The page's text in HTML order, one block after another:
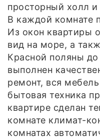
просторный холл
В каждой комнате
Из окон квартиры
вид на море, а
Красной поляны
выполнен
ремонт, вся мебель
бытовая техника
квартире сделан
комнате климат-
комнатах